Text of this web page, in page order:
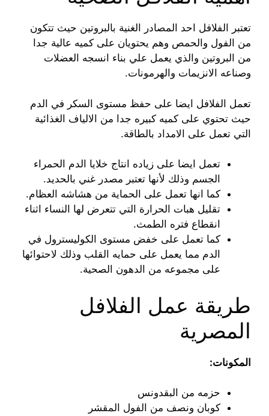
تعتبر الفلافل احد المصادر الغنية بالبروتين حيث تتكون
من الفول والحمص وهم يحتويان على كميه عالية جدا
من البروتين والذي يعمل علي بناء انسجه العضلات
وصناعه الانزيمات والهرمونات.
تعمل الفلافل ايضا على حفظ مستوى السكر في الدم
حيث تحتوي على كميه كبيره جدا من الالياف الغذائية
التي تعمل على الامداد بالطاقة.
تعمل ايضا على زياده انتاج خلايا الدم الحمراء
الجسم وذلك لأنها تعتبر مصدر غني بالحديد.
كما انها تعمل على الحماية من هشاشه العظام.
تقليل هبات الحرارة التي تتعرض لها النساء اثناء
انقطاع فتره الطمث.
كما تعمل على خفض مستوى الكوليسترول في
الدم مما يعمل على حمايه القلب وذلك لاحتوائها
على مجموعه من الدهون الصحية.
طريقة عمل الفلافل
المصرية
المكونات:
حزمه من البقدونس
كوبان ونصف من الفول المقشر